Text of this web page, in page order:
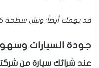
قد يهمك أيضاً:ونش سطحة كرين
جودة السيارات
عند شرائك سيارة من